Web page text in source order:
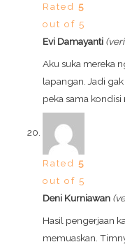
Rated5
out of 5
Evi Damayanti
Aku suka mereka
lapangan. Jadi
peka sama kondisi
Rated5
out of 5
Deni Kurniawan
Hasil pengerjaan
memuaskan.